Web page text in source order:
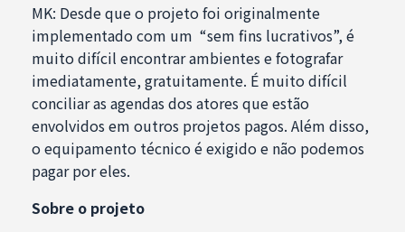
MK: Desde que o projeto foi originalmente
implementado com um “sem fins lucrativos”, é
muito difícil encontrar ambientes e fotografar
imediatamente, gratuitamente. É muito difícil
conciliar as agendas dos atores que estão
envolvidos em outros projetos pagos. Além disso,
o equipamento técnico é exigido e não podemos
pagar por eles.
Sobre o projeto